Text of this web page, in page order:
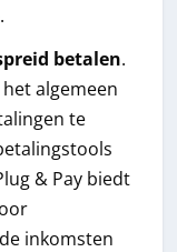
betalen.
algemeen
te
& Pay biedt
inkomsten